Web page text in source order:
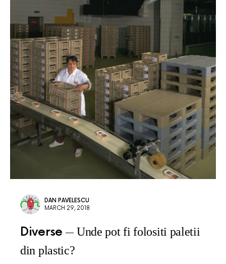
DAN PAVELESCU
MARCH 29, 2018
Diverse
Unde pot fi folositi paletii
din plastic?